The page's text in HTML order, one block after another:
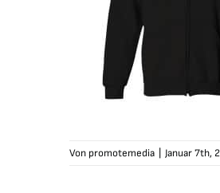
Von promotemedia Januar 7th,